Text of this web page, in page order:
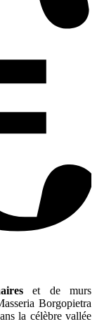
et de murs
Borgopietra
la célèbre vallée